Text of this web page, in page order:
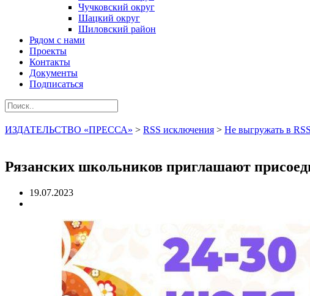
Чучковский округ
Шацкий округ
Шиловский район
Рядом с нами
Проекты
Контакты
Документы
Подписаться
ИЗДАТЕЛЬСТВО «ПРЕССА» > RSS исключения > Не выгружать в RSS
Рязанских школьников приглашают
19.07.2023